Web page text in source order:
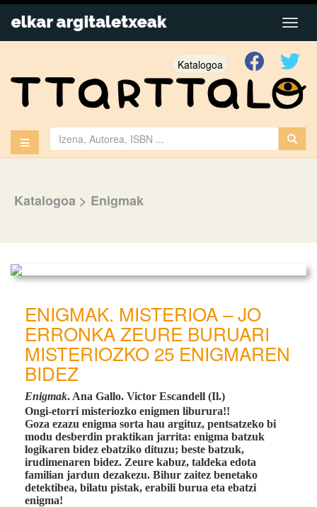
Katalogoa
Katalogoa > Enigmak
ENIGMAK. MISTERIOA – JO
ERRONKA ZEURE BURUARI
MISTERIOZKO 25 ENIGMAREN
BIDEZ
Enigmak. Ana Gallo. Victor Escandell (Il.)
Ongi-etorri misteriozko enigmen liburura!!
Goza ezazu enigma sorta hau argituz, pentsatzeko bi
modu desberdin praktikan jarrita: enigma batzuk
logikaren bidez ebatziko dituzu; beste batzuk,
irudimenaren bidez. Zeure kabuz, taldeka edota
familian jardun dezakezu. Bihur zaitez benetako
detektibea, bilatu pistak, erabili burua eta ebatzi
enigma!